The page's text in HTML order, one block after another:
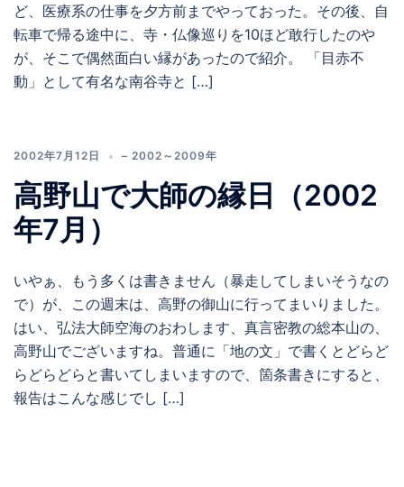
ど、医療系の仕事を夕方前までやっておった。その後、自
転車で帰る途中に、寺・仏像巡りを10ほど敢行したのや
が、そこで偶然面白い縁があったので紹介。 「目赤不
動」として有名な南谷寺と […]
2002年7月12日 – 2002～2009年
高野山で大師の縁日（2002
年7月）
いやぁ、もう多くは書きません（暴走してしまいそうなの
で）が、この週末は、高野の御山に行ってまいりました。
はい、弘法大師空海のおわします、真言密教の総本山の、
高野山でございますね。普通に「地の文」で書くとどらど
らどらどらと書いてしまいますので、箇条書きにすると、
報告はこんな感じでし […]